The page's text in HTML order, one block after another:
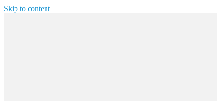
Skip to content